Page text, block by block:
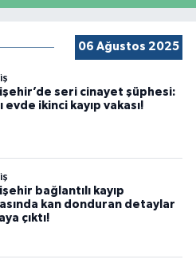
06 Ağustos 2025
seri cinayet şüphesi:
evde ikinci kayıp vakası!
bağlantılı kayıp
kan donduran detaylar
çıktı!